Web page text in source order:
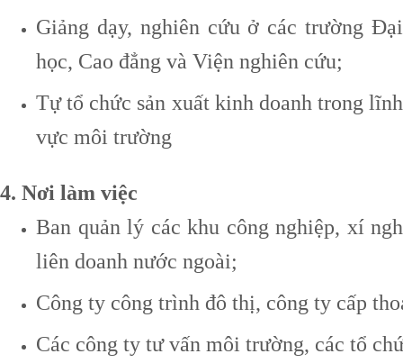
Giảng dạy, nghiên cứu ở các trường Đại
học, Cao đẳng và Viện nghiên cứu;
Tự tổ chức sản xuất kinh doanh trong lĩnh
vực môi trường
4. Nơi làm việc
Ban quản lý các khu công nghiệp, xí
liên doanh nước ngoài;
Công ty công trình đô thị, công ty cấp
Các công ty tư vấn môi trường, các tổ